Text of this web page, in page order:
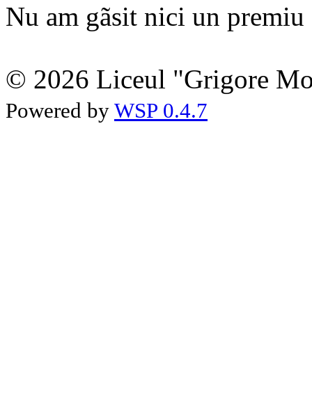
Nu am gãsit nici un premiu
© 2026 Liceul "Grigore
Powered by WSP 0.4.7